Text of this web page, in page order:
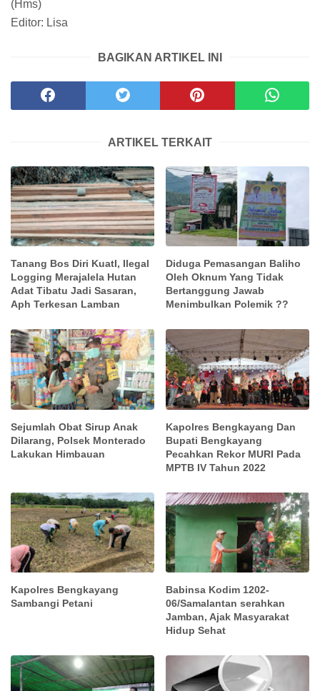
(Hms)
Editor: Lisa
BAGIKAN ARTIKEL INI
ARTIKEL TERKAIT
Tanang Bos Diri KuatI, Ilegal
Logging Merajalela Hutan
Adat Tibatu Jadi Sasaran,
Aph Terkesan Lamban
Diduga Pemasangan Baliho
Oleh Oknum Yang Tidak
Bertanggung Jawab
Menimbulkan Polemik ??
Sejumlah Obat Sirup Anak
Dilarang, Polsek Monterado
Lakukan Himbauan
Kapolres Bengkayang Dan
Bupati Bengkayang
Pecahkan Rekor MURI Pada
MPTB IV Tahun 2022
Kapolres Bengkayang
Sambangi Petani
Babinsa Kodim 1202-
06/Samalantan serahkan
Jamban, Ajak Masyarakat
Hidup Sehat